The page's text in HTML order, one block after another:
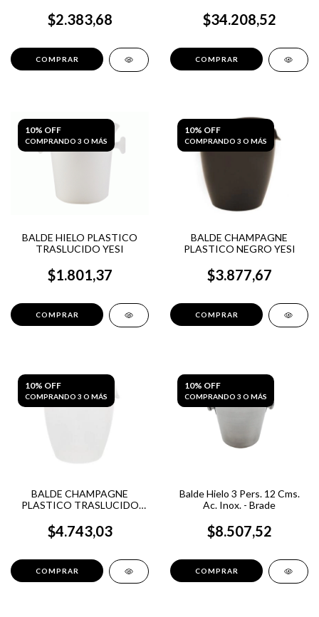
$2.383,68 $34.208,52
10% OFF
COMPRANDO 3 O MÁS
BALDE HIELO PLASTICO
TRASLUCIDO YESI
$1.801,37
10% OFF
COMPRANDO 3 O MÁS
BALDE CHAMPAGNE
PLASTICO NEGRO YESI
$3.877,67
10% OFF
COMPRANDO 3 O MÁS
BALDE CHAMPAGNE
PLASTICO TRASLUCIDO
$4.743,03
10% OFF
COMPRANDO 3 O MÁS
Balde Hielo 3 Pers. 12 Cms.
Ac. Inox. - Brade
$8.507,52